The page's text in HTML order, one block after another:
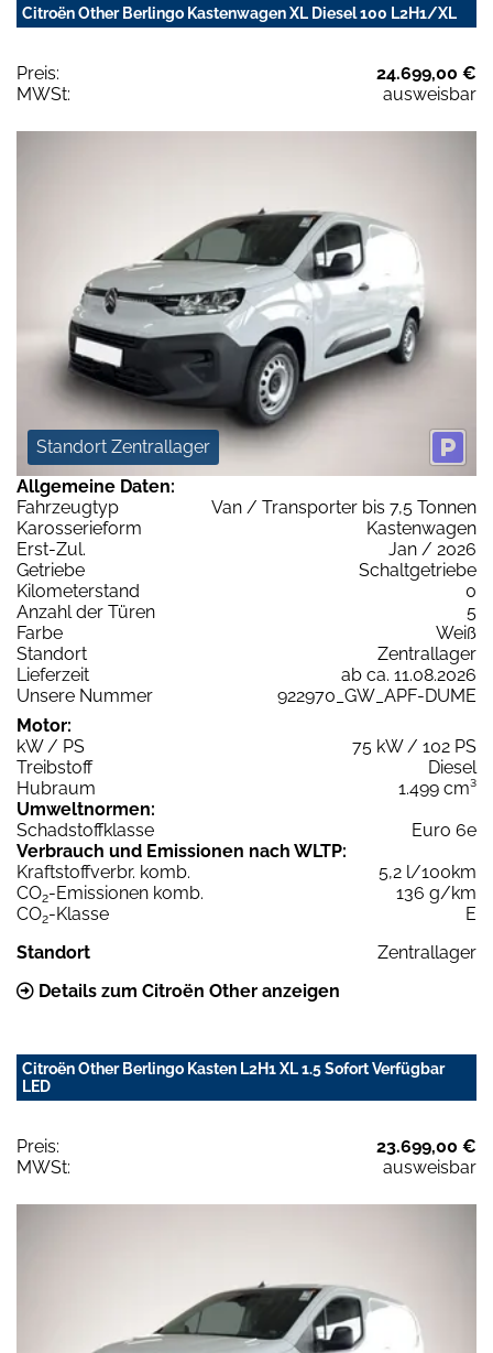
Citroën Other Berlingo Kastenwagen XL Diesel 100 L2H1/XL
Preis:
24.699,00 €
MWSt:
ausweisbar
Standort Zentrallager
Allgemeine Daten:
Fahrzeugtyp
Van / Transporter bis 7,5 Tonnen
Karosserieform
Kastenwagen
Erst-Zul.
Jan / 2026
Getriebe
Schaltgetriebe
Kilometerstand
0
Anzahl der Türen
5
Farbe
Weiß
Standort
Zentrallager
Lieferzeit
ab ca. 11.08.2026
Unsere Nummer
922970_GW_APF-DUME
Motor:
kW / PS
75 kW / 102 PS
Treibstoff
Diesel
Hubraum
1.499 cm³
Umweltnormen:
Schadstoffklasse
Euro 6e
Verbrauch und Emissionen nach WLTP:
Kraftstoffverbr. komb.
5,2 l/100km
CO2-Emissionen komb.
136 g/km
CO2-Klasse
E
Standort
Zentrallager
Details zum Citroën Other anzeigen
Citroën Other Berlingo Kasten L2H1 XL 1.5 Sofort Verfügbar
LED
Preis:
23.699,00 €
MWSt:
ausweisbar